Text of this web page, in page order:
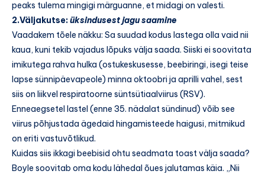
peaks tulema mingigi märguanne, et midagi on valesti.
2.Väljakutse:üksindusest jagu saamine
Vaadakem tõele näkku: Sa suudad kodus lastega olla vaid nii
kaua, kuni tekib vajadus lõpuks välja saada. Siiski ei soovitata
imikutega rahva hulka (ostukeskusesse, beebiringi, isegi teise
lapse sünnipäevapeole) minna oktoobri ja aprilli vahel, sest
siis on liikvel respiratoorne süntsütiaalviirus (RSV).
Enneaegsetel lastel (enne 35. nädalat sündinud) võib see
viirus põhjustada ägedaid hingamisteede haigusi, mitmikud
on eriti vastuvõtlikud.
Kuidas siis ikkagi beebisid ohtu seadmata toast välja saada?
Boyle soovitab oma kodu lähedal õues jalutamas käia. „Nii